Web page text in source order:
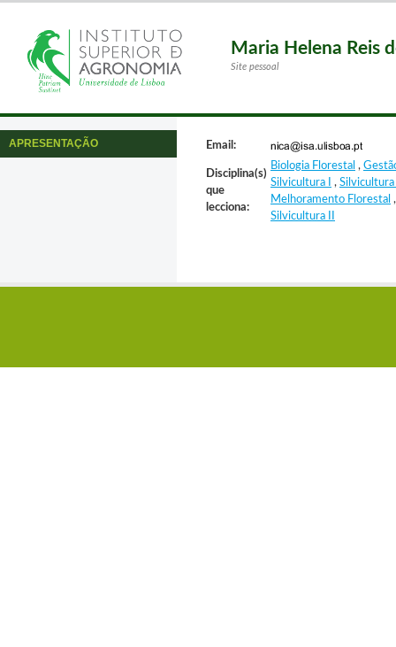
Maria Helena Reis
Site pessoal
APRESENTAÇÃO Email:
Disciplina(s)
que
lecciona:
Biologia Florestal ,
Silvicultura I
, Silvicultura
Melhoramento Florestal
Silvicultura II